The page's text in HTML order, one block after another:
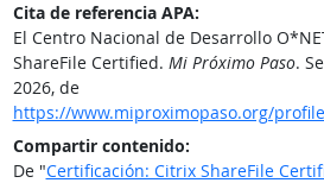
Cita de referencia APA:
El Centro Nacional de Desarrollo
ShareFile Certified. Mi Próximo Paso.
2026, de
https://www.miproximopaso.org/
Compartir contenido:
De "Certificación: Citrix ShareFile